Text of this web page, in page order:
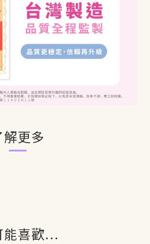
解更多
能喜歡...